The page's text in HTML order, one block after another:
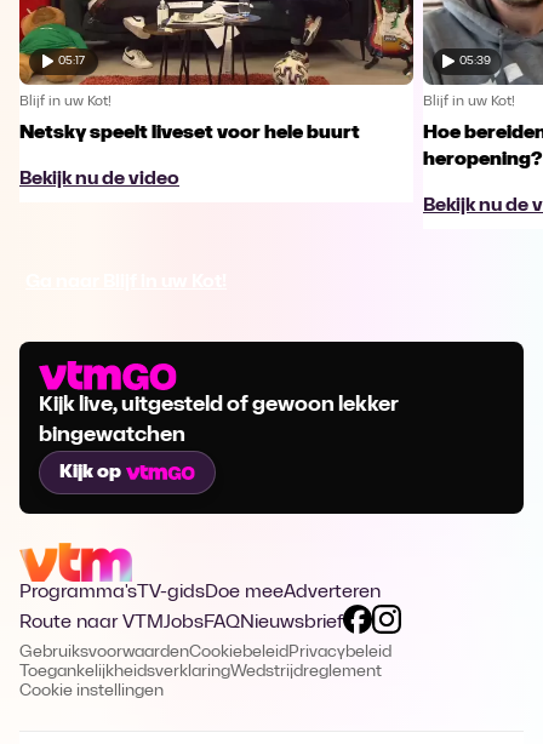
05:17
Blijf in uw Kot!
Netsky speelt liveset voor hele buurt
Bekijk nu de video
05:39
Blijf in uw Kot!
Hoe
heropening?
Bekijk nu de
Kijk live, uitgesteld of gewoon lekker
bingewatchen
Kijk op
Programma's TV-gidsDoe meeAdverteren
Route naar VTMJobsFAQNieuwsbrief
GebruiksvoorwaardenCookiebeleid Privacybeleid
ToegankelijkheidsverklaringWedstrijdreglement
Cookie instellingen